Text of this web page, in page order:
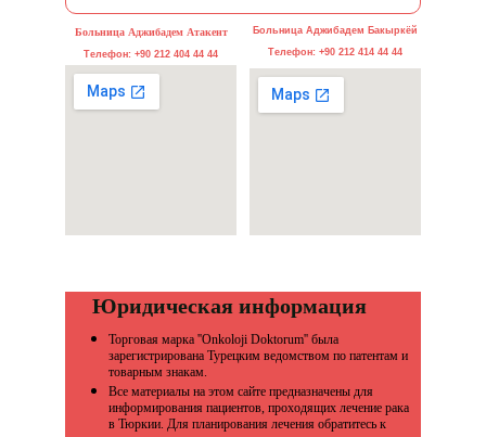
     Юридическая информация
Торговая марка ''Onkoloji Doktorum'' была
зарегистрирована Турецким ведомством по патентам и
товарным знакам.
Все материалы на этом сайте предназначены для
информирования пациентов, проходящих лечение рака
в Тюркии. Для планирования лечения обратитесь к
Больница Аджибадем Атакент
Телефон: +90 212 404 44 44
Больница Аджибадем Бакыркёй
Телефон: +90 212 414 44 44